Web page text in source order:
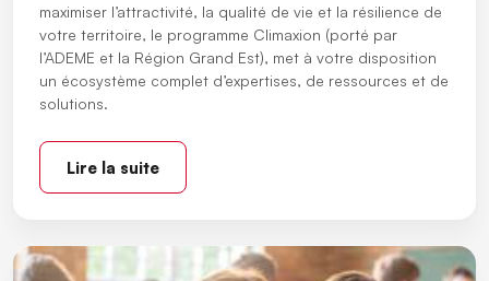
maximiser l’attractivité, la qualité de vie et la résilience de
votre territoire, le programme Climaxion (porté par
l’ADEME et la Région Grand Est), met à votre disposition
un écosystème complet d’expertises, de ressources et de
solutions.
Lire la suite